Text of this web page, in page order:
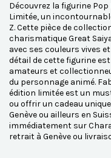
Découvrez la figurine
Limitée, un
Z. Cette pièce de
charismatique Great
avec ses couleurs vives
détail de cette figurine
amateurs et
du personnage animé.
édition limitée est un
ou offrir un cadeau
Genève ou ailleurs en
immédiatement sur
retrait à Genève ou